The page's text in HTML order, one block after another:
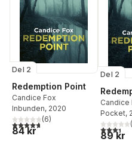
Del 2
Redemption Point
Candice Fox
Inbunden, 2020
4,7utav 5 stjärnor. Totalt antal
(6)
84 kr
Del 2
Candice
Pocket,
3,4utav (
89 kr